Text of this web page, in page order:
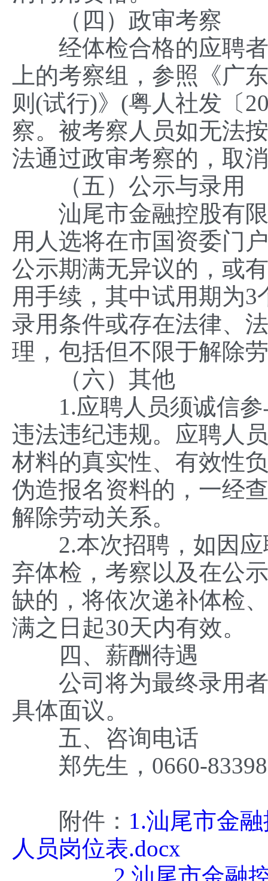
（四）政审考察
经体检合格的应聘者
上的考察组，参照《广
则(试行)》(粤人社发〔
察。被考察人员如无法
法通过政审考察的，取
（五）公示与录用
汕尾市金融控股有限
用人选将在市国资委门
公示期满无异议的，或
用手续，其中试用期为
录用条件或存在法律、
理，包括但不限于解除
（六）其他
1.应聘人员须诚信参
违法违纪违规。应聘人
材料的真实性、有效性
伪造报名资料的，一经
解除劳动关系。
2.本次招聘，如因应
弃体检，考察以及在公
缺的，将依次递补体检
满之日起30天内有效。
四、薪酬待遇
公司将为最终录用者
具体面议。
五、咨询电话
郑先生，0660-
附件： 1.汕尾市金
人员岗位表.docx